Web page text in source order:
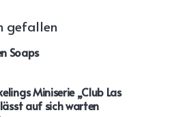
gefallen
Soaps
Miniserie „Club Las
auf sich warten